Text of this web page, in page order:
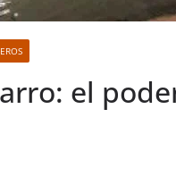
el